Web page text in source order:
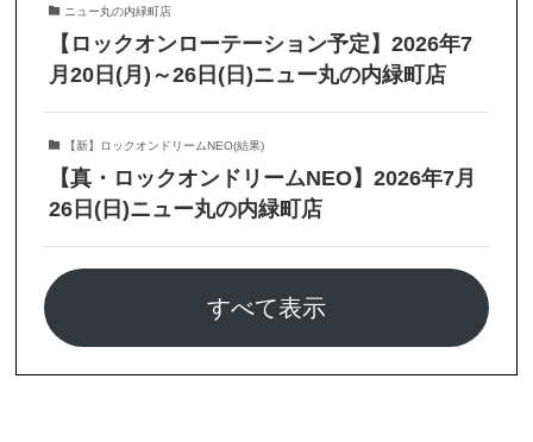
ニュー丸の内緑町店
【ロックオンローテーション予定】2026年7
月20日(月)～26日(日)ニュー丸の内緑町店
【新】ロックオンドリームNEO(結果)
【真・ロックオンドリームNEO】2026年7月
26日(日)ニュー丸の内緑町店
すべて表示